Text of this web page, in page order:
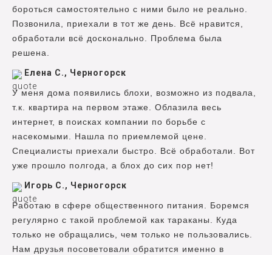
бороться самостоятельно с ними было не реально.
Позвонила, приехали в тот же день. Всё нравится,
обработали всё досконально. Проблема была
решена.
Елена С., Черногорск
У меня дома появились блохи, возможно из подвала,
т.к. квартира на первом этаже. Облазила весь
интернет, в поисках компании по борьбе с
насекомыми. Нашла по приемлемой цене.
Специалисты приехали быстро. Всё обработали. Вот
уже прошло полгода, а блох до сих пор нет!
Игорь С., Черногорск
Работаю в сфере общественного питания. Боремся
регулярно с такой проблемой как тараканы. Куда
только не обращались, чем только не пользовались.
Нам друзья посоветовали обратится именно в